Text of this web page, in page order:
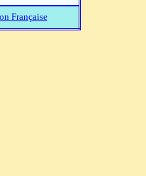
Française